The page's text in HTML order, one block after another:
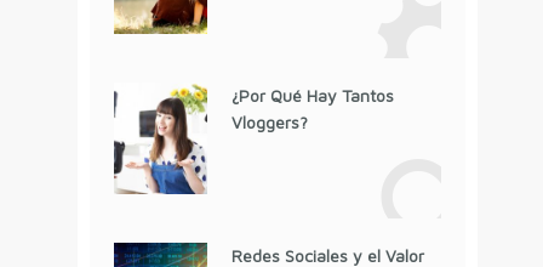
¿Por Qué Hay Tantos
Vloggers?
Redes Sociales y el Valor